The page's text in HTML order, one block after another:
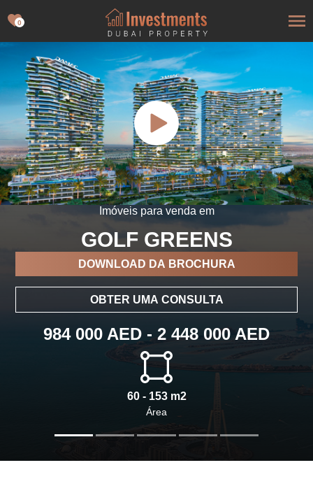
0
Imóveis para venda em
GOLF GREENS
DOWNLOAD DA BROCHURA
OBTER UMA CONSULTA
984 000 AED - 2 448 000 AED
60 - 153 m2
Área